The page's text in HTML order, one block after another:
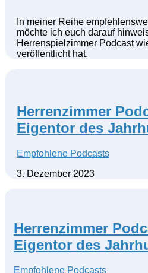
In meiner Reihe
möchte ich euch darauf
Herrenspielzimmer Podcast
veröffentlicht hat.
Herrenzimmer
Eigentor des
Empfohlene Podcasts
3. Dezember 2023
Herrenzimmer
Eigentor des
Empfohlene Podcasts